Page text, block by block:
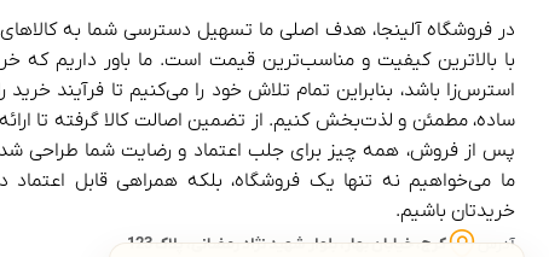
در فروشگاه آلینجا، هدف اصلی ما تسهیل دسترسی شما به
با بالاترین کیفیت و مناسب‌ترین قیمت است. ما باور داریم که
استرس‌زا باشد، بنابراین تمام تلاش خود را می‌کنیم تا فرآیند خرید
ساده، مطمئن و لذت‌بخش کنیم. از تضمین اصالت کالا گرفته تا
پس از فروش، همه چیز برای جلب اعتماد و رضایت شما طراحی
ما می‌خواهیم نه تنها یک فروشگاه، بلکه همراهی قابل اعتماد
خریدتان باشیم.
آدرس کرج، خیابان بهار، بلوار شهید نژاد رمضانی، پلاک 123